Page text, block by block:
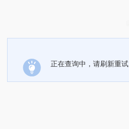
正在查询中，请刷新重试